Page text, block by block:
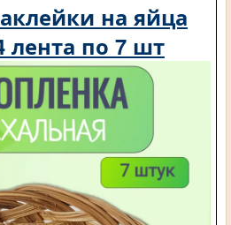
на яйца
лента по 7 шт